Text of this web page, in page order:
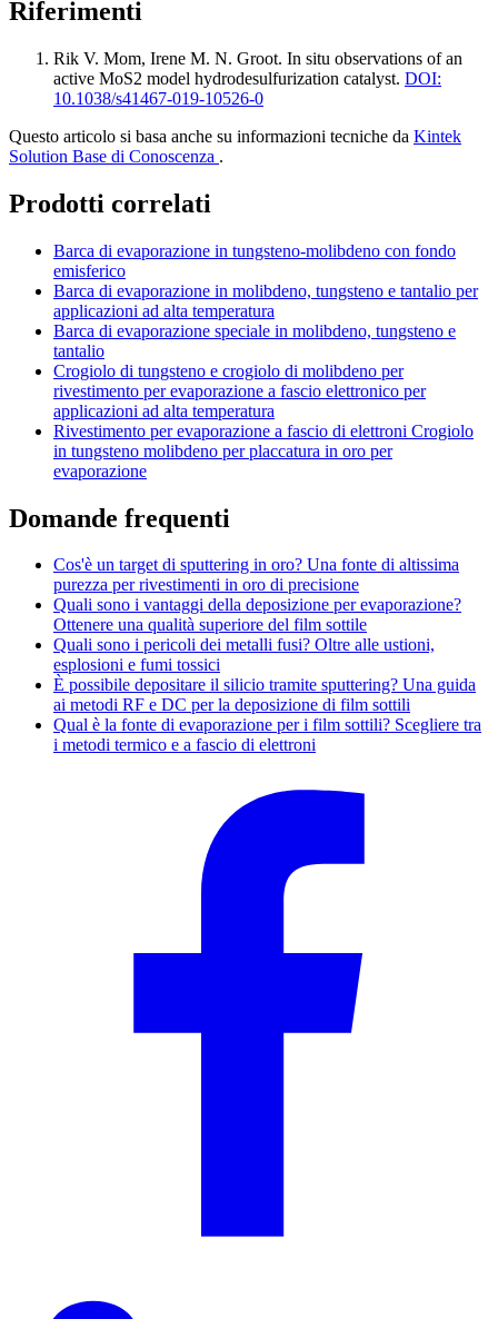
Riferimenti
Rik V. Mom, Irene M. N. Groot. In situ observations of an
active MoS2 model hydrodesulfurization catalyst. DOI:
10.1038/s41467-019-10526-0
Questo articolo si basa anche su informazioni tecniche da Kintek
Solution Base di Conoscenza .
Prodotti correlati
Barca di evaporazione in tungsteno-molibdeno con fondo
emisferico
Barca di evaporazione in molibdeno, tungsteno e tantalio per
applicazioni ad alta temperatura
Barca di evaporazione speciale in molibdeno, tungsteno e
tantalio
Crogiolo di tungsteno e crogiolo di molibdeno per
rivestimento per evaporazione a fascio elettronico per
applicazioni ad alta temperatura
Rivestimento per evaporazione a fascio di elettroni Crogiolo
in tungsteno molibdeno per placcatura in oro per
evaporazione
Domande frequenti
Cos'è un target di sputtering in oro? Una fonte di altissima
purezza per rivestimenti in oro di precisione
Quali sono i vantaggi della deposizione per evaporazione?
Ottenere una qualità superiore del film sottile
Quali sono i pericoli dei metalli fusi? Oltre alle ustioni,
esplosioni e fumi tossici
È possibile depositare il silicio tramite sputtering? Una guida
ai metodi RF e DC per la deposizione di film sottili
Qual è la fonte di evaporazione per i film sottili? Scegliere tra
i metodi termico e a fascio di elettroni